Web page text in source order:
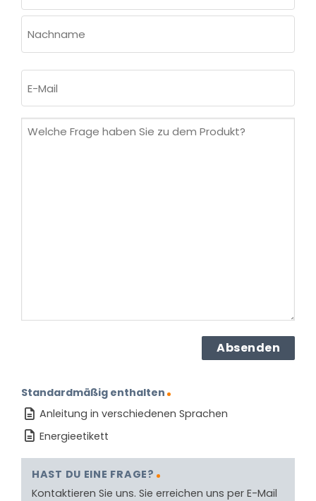
Vorname
Mail
Welche
Standardmäßig enthalten
Anleitung in verschiedenen Sprachen
Energieetikett
HAST DU EINE FRAGE?
Kontaktieren Sie uns. Sie erreichen uns per E-Mail